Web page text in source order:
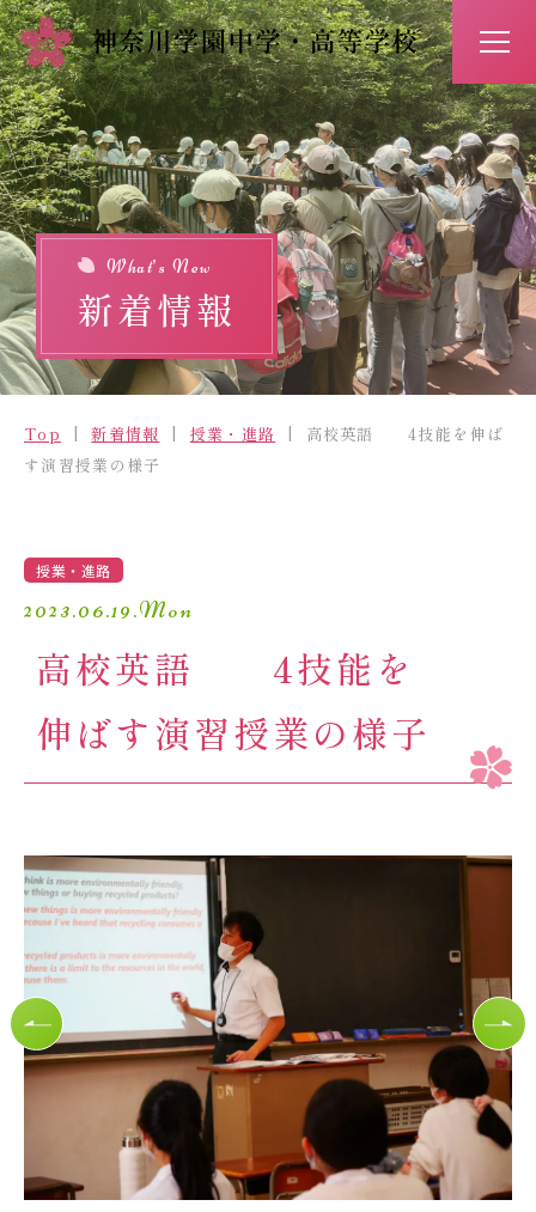
アクセス お問い合わせ
入試情報 イベント予約
Top
新着情報
学校紹介
学園生活
進路・進学
入試情報
受験生の方へ 卒業生の方へ
保護者の方へ アクセスマップ
よくあるご質問
採用情報
Official SNS
What’s New
新着情報
Top 新着情報 授業・進路
高校英語 4技能を伸ば
す演習授業の様子
授業・進路
2023.06.19.Mon
高校英語 4技能を
伸ばす演習授業の様子